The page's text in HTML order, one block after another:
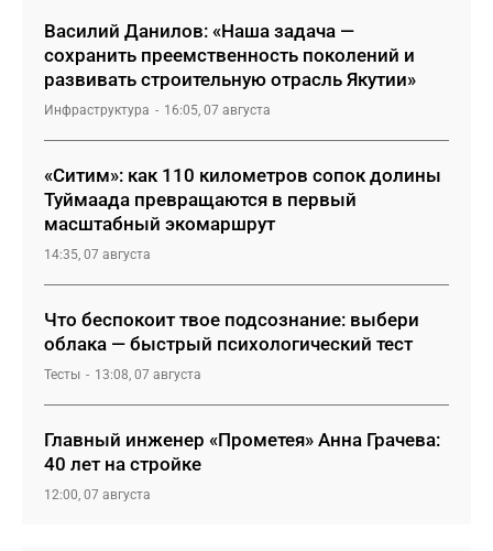
Василий Данилов: «Наша задача —
сохранить преемственность поколений и
развивать строительную отрасль Якутии»
Инфраструктура 16:05, 07 августа
«Ситим»: как 110 километров сопок долины
Туймаада превращаются в первый
масштабный экомаршрут
14:35, 07 августа
Что беспокоит твое подсознание: выбери
облака — быстрый психологический тест
Тесты 13:08, 07 августа
Главный инженер «Прометея» Анна Грачева:
40 лет на стройке
12:00, 07 августа